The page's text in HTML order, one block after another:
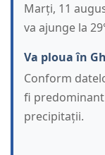
Marți, 11
va ajunge la
Va ploua în
Conform
fi predominant
precipitații.